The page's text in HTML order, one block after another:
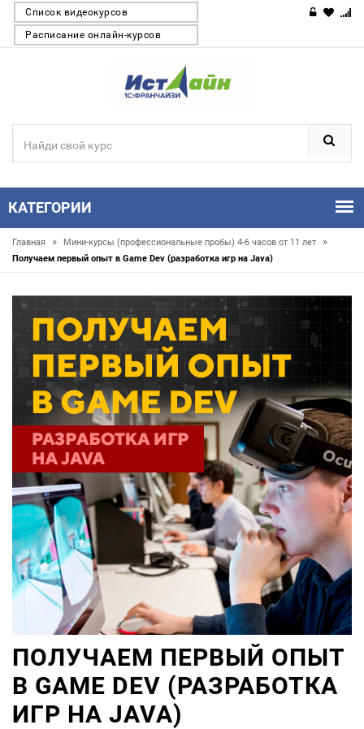
Список видеокурсов
Расписание онлайн-курсов
КАТЕГОРИИ
Главная » Мини-курсы (профессиональные пробы) 4-6 часов от 11 лет »
Получаем первый опыт в Game Dev (разработка игр на Java)
ПОЛУЧАЕМ ПЕРВЫЙ ОПЫТ
В GAME DEV (РАЗРАБОТКА
ИГР НА JAVA)